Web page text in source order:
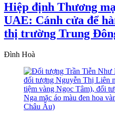
Hiệp định Thương
UAE: Cánh cửa để
thị trường Trung
Đình Hoà